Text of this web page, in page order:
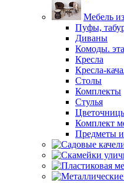
Мебель
Пуфы,
Диваны
Комоды.
Кресла
Кресла-
Столы
Комплекты
Стулья
Комплект
Предметы